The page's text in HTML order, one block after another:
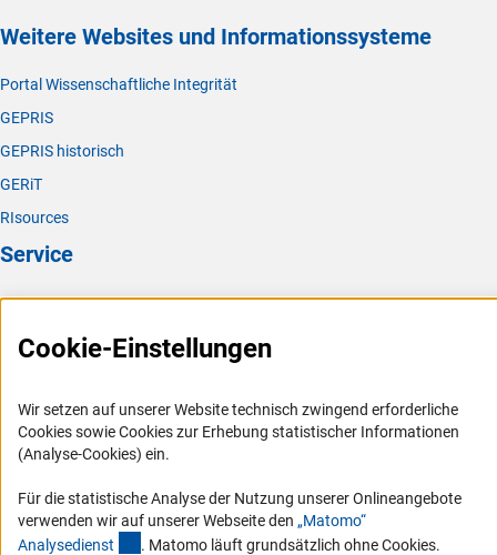
Weitere Websites und Informationssysteme
Portal Wissenschaftliche Integrität
GEPRIS
GEPRIS historisch
GERiT
RIsources
Service
Presse
FAQ
Logo und Corporate Design
RSS-Feeds
Compliance
Vergabeverfahren
Barrierefreiheit
Cookie-Einstellungen
Wir setzen auf unserer Website technisch zwingend erforderliche
Cookies sowie Cookies zur Erhebung statistischer Informationen
(Analyse-Cookies) ein.
Für die statistische Analyse der Nutzung unserer Onlineangebote
verwenden wir auf unserer Webseite den „Matomo“
Analysedienst (externer Link)
. Matomo läuft grundsätzlich ohne Cookies.